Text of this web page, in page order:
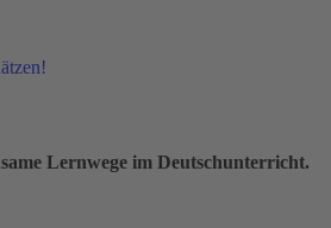
Lernwege im Deutschunterricht.